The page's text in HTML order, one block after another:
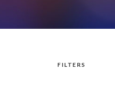
FILTERS